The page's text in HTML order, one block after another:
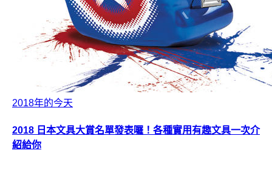
2018年的今天
2018 日本文具大賞名單發表囉！各種實用有趣文具一次介
紹給你